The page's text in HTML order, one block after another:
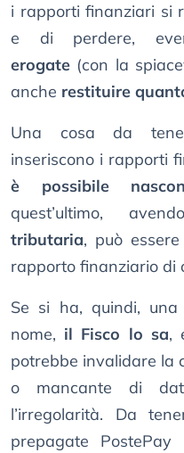
i rapporti finanziari si
e di perdere,
erogate (con la
anche restituire
Una cosa da
inseriscono i rapporti
è possibile
quest’ultimo,
tributaria, può
rapporto finanziario di
Se si ha, quindi,
nome, il Fisco lo sa,
potrebbe invalidare la
o mancante di
l’irregolarità. Da
prepagate PostePay